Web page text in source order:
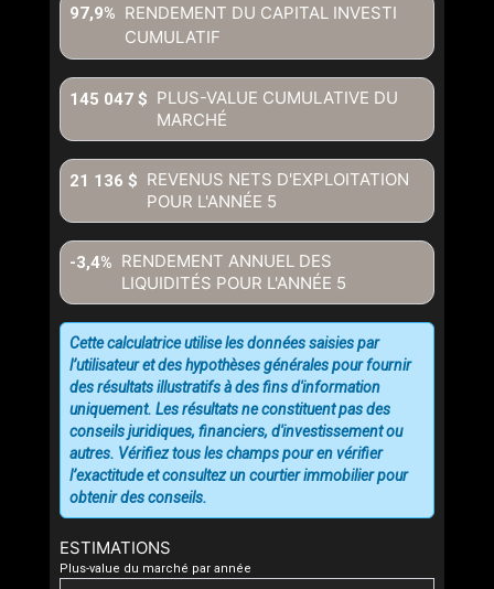
RENDEMENT DU CAPITAL INVESTI
CUMULATIF
97,9%
PLUS-VALUE CUMULATIVE DU
MARCHÉ
145 047 $
REVENUS NETS D'EXPLOITATION
POUR L'ANNÉE 5
21 136 $
RENDEMENT ANNUEL DES
LIQUIDITÉS POUR L'ANNÉE 5
-3,4%
ESTIMATIONS
Plus-value du marché par année
Cette calculatrice utilise les données saisies par
l’utilisateur et des hypothèses générales pour fournir
des résultats illustratifs à des fins d'information
uniquement. Les résultats ne constituent pas des
conseils juridiques, financiers, d'investissement ou
autres. Vérifiez tous les champs pour en vérifier
l’exactitude et consultez un courtier immobilier pour
obtenir des conseils.